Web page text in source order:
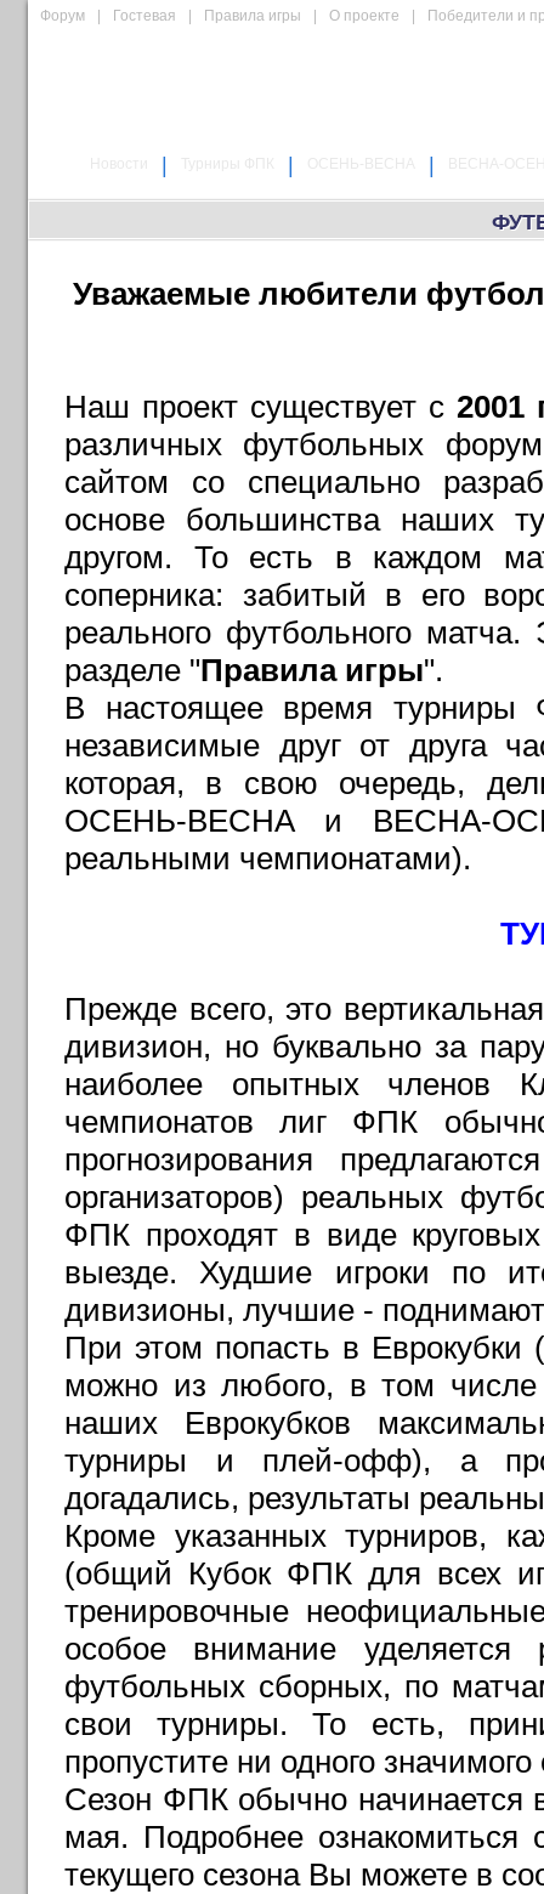
Форум Гостевая Правила игры О проекте Победители и
Уважаемые любители
Наш проект существует с 2001
различных футбольных
сайтом со специально
основе большинства наших
другом. То есть в каждом
соперника: забитый в его
реального футбольного
разделе "Правила игры".
В настоящее время турниры
независимые друг от друга
которая, в свою очередь,
ОСЕНЬ-ВЕСНА и ВЕСНА-
реальными чемпионатами).
Прежде всего, это
дивизион, но буквально за
наиболее опытных членов
чемпионатов лиг ФПК
прогнозирования
организаторов) реальных
ФПК проходят в виде
выезде. Худшие игроки по
дивизионы, лучшие -
При этом попасть в
можно из любого, в том
наших Еврокубков
турниры и плей-офф), а
догадались, результаты
Кроме указанных турниров,
(общий Кубок ФПК для всех
тренировочные
особое внимание уделяется
футбольных сборных, по
свои турниры. То есть,
пропустите ни одного
Сезон ФПК обычно начинается
мая. Подробнее
текущего сезона Вы можете в